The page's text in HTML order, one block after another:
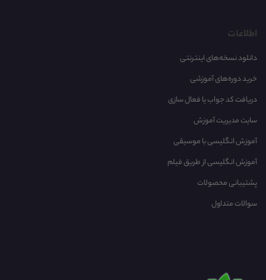
اطلاعات
دانلود نسخه‌های اینترنتی
خرید دوره‌های آموزشی
دریافت کد جواب یا فعال سازی
سایت مدیریت آموزش
آموزش انگلیسی با موسیقی‌
آموزش انگلیسی از طریق فیلم
پشتیبانی محصولات
سوالات متداول